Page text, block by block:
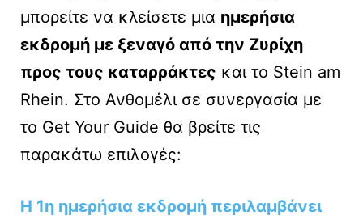
μπορείτε να κλείσετε μια ημερήσια
εκδρομή με ξεναγό από την Ζυρίχη
προς τους καταρράκτες και το Stein am
Rhein. Στo Ανθομέλι σε συνεργασία με
το Get Your Guide θα βρείτε τις
παρακάτω επιλογές:
Η 1η ημερήσια εκδρομή περιλαμβάνει